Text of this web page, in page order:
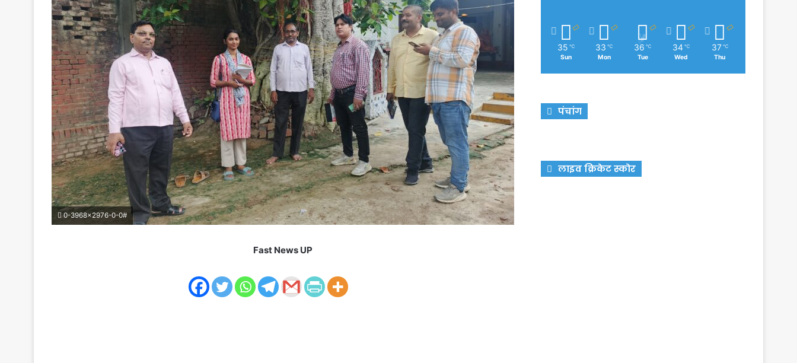
0-3968x2976-0-0#
Fast News UP
35 ℃
Sun
33 ℃
Mon
36 ℃
Tue
34 ℃
Wed
37 ℃
Thu
पंचांग
लाइव क्रिकेट स्कोर